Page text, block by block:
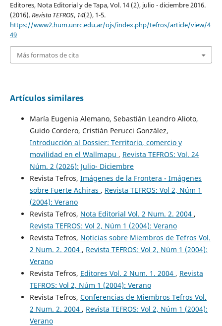
Editores, Nota Editorial y de Tapa, Vol. 14 (2), julio - diciembre 2016.
(2016).Revista TEFROS, 14(2), 1-5.
https://www2.hum.unrc.edu.ar/ojs/index.php/tefros/article/view/4
49
Más formatos de cita
Artículos similares
María Eugenia Alemano, Sebastián Leandro Alioto,
Guido Cordero, Cristián Perucci González,
Introducción al Dossier: Territorio, comercio y
movilidad en el Wallmapu , Revista TEFROS: Vol. 24
Núm. 2 (2026): Julio- Diciembre
Revista Tefros, Imágenes de la Frontera - Imágenes
sobre Fuerte Achiras , Revista TEFROS: Vol 2, Núm 1
(2004): Verano
Revista Tefros, Nota Editorial Vol. 2 Num. 2. 2004 ,
Revista TEFROS: Vol 2, Núm 1 (2004): Verano
Revista Tefros, Noticias sobre Miembros de Tefros Vol.
2 Num. 2. 2004 , Revista TEFROS: Vol 2, Núm 1 (2004):
Verano
Revista Tefros, Editores Vol. 2 Num. 1. 2004 , Revista
TEFROS: Vol 2, Núm 1 (2004): Verano
Revista Tefros, Conferencias de Miembros Tefros Vol.
2 Num. 2. 2004 , Revista TEFROS: Vol 2, Núm 1 (2004):
Verano